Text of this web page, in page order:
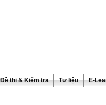
Đề thi & Kiểm tra Tư liệu E-